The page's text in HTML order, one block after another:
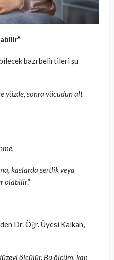
bazı belirtileri şu
yüzde, sonra vücudun alt
kaslarda sertlik veya
olabilir.”
Dr. Öğr. Üyesi Kalkan,
ölçülür. Bu ölçüm, kan